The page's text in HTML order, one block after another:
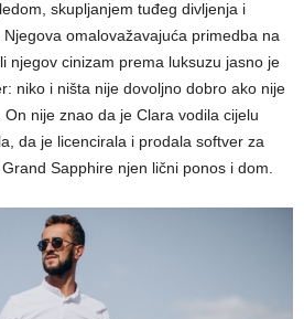
skupljanjem tuđeg divljenja i
omalovažavajuća primedba na
njegov cinizam prema luksuzu jasno je
niko i ništa nije dovoljno dobro ako nije
nije znao da je Clara vodila cijelu
da je licencirala i prodala softver za
Sapphire njen lični ponos i dom.